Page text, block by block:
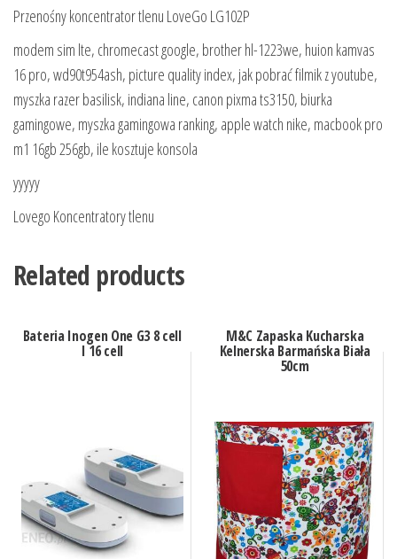
Przenośny koncentrator tlenu LoveGo LG102P
modem sim lte, chromecast google, brother hl-1223we, huion kamvas
16 pro, wd90t954ash, picture quality index, jak pobrać filmik z youtube,
myszka razer basilisk, indiana line, canon pixma ts3150, biurka
gamingowe, myszka gamingowa ranking, apple watch nike, macbook pro
m1 16gb 256gb, ile kosztuje konsola
yyyyy
Lovego Koncentratory tlenu
Related products
Bateria Inogen One G3 8 cell
I 16 cell
M&C Zapaska Kucharska
Kelnerska Barmańska Biała
50cm